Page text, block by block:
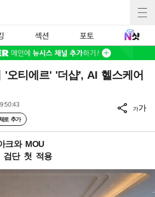
섹션 포토
'오티에르' '더샵', AI 헬스케어
로 추가
가가
크와 MOU
검단 첫 적용